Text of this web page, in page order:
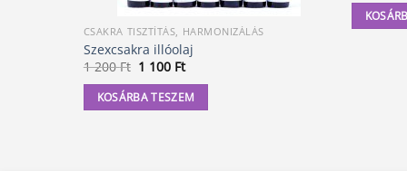
CSAKRA TISZTÍTÁS, HARMONIZÁLÁS
Szexcsakra illóolaj
1 200Ft Original
was:
1
200 Ft.
1 100 FtCurrent
is:
1
100 Ft.
KOSÁRBA TESZEM